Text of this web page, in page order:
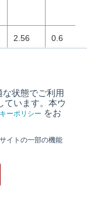
状態でご利用
ています。本ウ
ーポリシー をお
イトの一部の機能
2.56 0.6
2.56 0.4